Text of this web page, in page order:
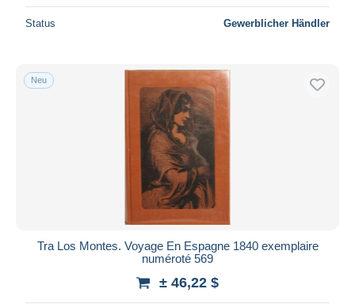
Status Gewerblicher Händler
Neu
Tra Los Montes. Voyage En Espagne 1840 exemplaire
numéroté 569
± 46,22 $